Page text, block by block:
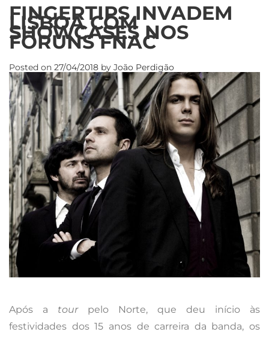
FINGERTIPS INVADEM
LISBOA COM
SHOWCASES NOS
FÓRUNS FNAC
Posted on 27/04/2018 by João Perdigão
Após a tour pelo Norte, que deu início às
festividades dos 15 anos de carreira da banda, os